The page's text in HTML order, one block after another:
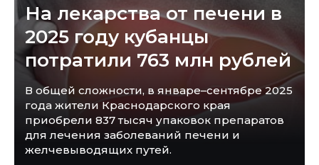
На лекарства от печени в
2025 году кубанцы
потратили 763 млн рублей
В общей сложности, в январе–сентябре 2025
года жители Краснодарского края
приобрели 837 тысяч упаковок препаратов
для лечения заболеваний печени и
желчевыводящих путей.